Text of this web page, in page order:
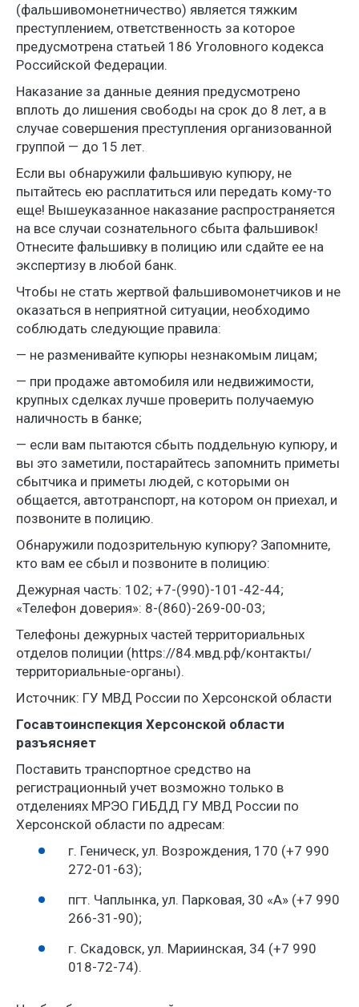
(фальшивомонетничество) является тяжким
преступлением, ответственность за которое
предусмотрена статьей 186 Уголовного кодекса
Российской Федерации.
Наказание за данные деяния предусмотрено
вплоть до лишения свободы на срок до 8 лет, а в
случае совершения преступления организованной
группой — до 15 лет.
Если вы обнаружили фальшивую купюру, не
пытайтесь ею расплатиться или передать кому-то
еще! Вышеуказанное наказание распространяется
на все случаи сознательного сбыта фальшивок!
Отнесите фальшивку в полицию или сдайте ее на
экспертизу в любой банк.
Чтобы не стать жертвой фальшивомонетчиков и не
оказаться в неприятной ситуации, необходимо
соблюдать следующие правила:
— не разменивайте купюры незнакомым лицам;
— при продаже автомобиля или недвижимости,
крупных сделках лучше проверить получаемую
наличность в банке;
— если вам пытаются сбыть поддельную купюру, и
вы это заметили, постарайтесь запомнить приметы
сбытчика и приметы людей, с которыми он
общается, автотранспорт, на котором он приехал, и
позвоните в полицию.
Обнаружили подозрительную купюру? Запомните,
кто вам ее сбыл и позвоните в полицию:
Дежурная часть: 102; +7-(990)-101-42-44;
«Телефон доверия»: 8-(860)-269-00-03;
Телефоны дежурных частей территориальных
отделов полиции (https://84.мвд.рф/контакты/
территориальные-органы).
Источник: ГУ МВД России по Херсонской области
Госавтоинспекция Херсонской области
разъясняет
Поставить транспортное средство на
регистрационный учет возможно только в
отделениях МРЭО ГИБДД ГУ МВД России по
Херсонской области по адресам:
г. Геническ, ул. Возрождения, 170 (+7 990
272-01-63);
пгт. Чаплынка, ул. Парковая, 30 «А» (+7 990
266-31-90);
г. Скадовск, ул. Мариинская, 34 (+7 990
018-72-74).